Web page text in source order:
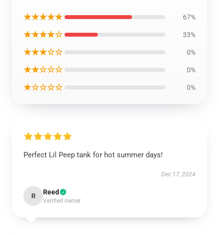
★★★★★ 67%
★★★★☆ 33%
★★★☆☆ 0%
★★☆☆☆ 0%
★☆☆☆☆ 0%
Perfect Lil Peep tank for hot summer days!
Dec 17, 2024
R Reed
Verified owner